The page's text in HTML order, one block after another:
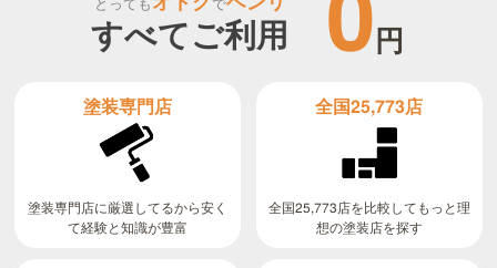
すべてご利用 円
塗装専門店
塗装専門店に厳選してるから安く
て経験と知識が豊富
全国25,773店
全国25,773店を比較してもっと理
想の塗装店を探す